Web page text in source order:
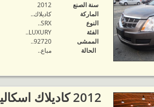
سنة الصنع
2012
الماركة
كاديلاك..
النوع
SRX..
الفئة
LUXURY..
الممشى
92720..
الحالة
مباع..
2012 كاديلاك اسكاليد هايبرد..